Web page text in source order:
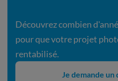
Découvrez combien
pour que votre projet
rentabilisé.
Je demande